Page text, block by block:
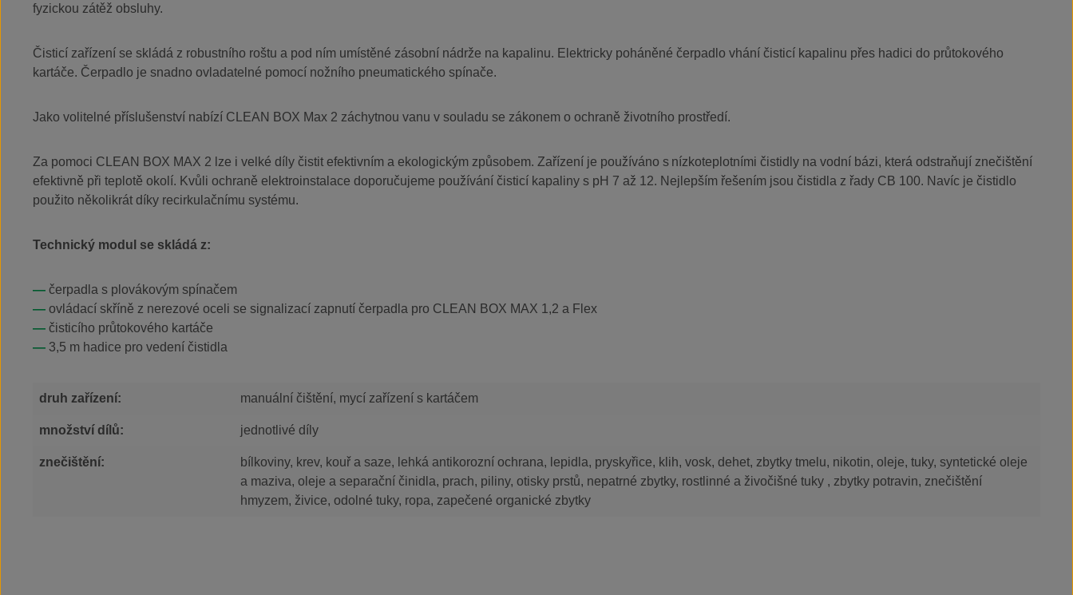
fyzickou zátěž obsluhy.
Čisticí zařízení se skládá z robustního roštu a pod ním umístěné zásobní nádrže na kapalinu. Elektricky poháněné čerpadlo vhání čisticí kapalinu přes hadici do průtokového
kartáče. Čerpadlo je snadno ovladatelné pomocí nožního pneumatického spínače.
Jako volitelné příslušenství nabízí CLEAN BOX Max 2 záchytnou vanu v souladu se zákonem o ochraně životního prostředí.
Za pomoci CLEAN BOX MAX 2 lze i velké díly čistit efektivním a ekologickým způsobem. Zařízení je používáno s nízkoteplotními čistidly na vodní bázi, která odstraňují znečištění
efektivně při teplotě okolí. Kvůli ochraně elektroinstalace doporučujeme používání čisticí kapaliny s pH 7 až 12. Nejlepším řešením jsou čistidla z řady CB 100. Navíc je čistidlo
použito několikrát díky recirkulačnímu systému.
Technický modul se skládá z:
čerpadla s plovákovým spínačem
ovládací skříně z nerezové oceli se signalizací zapnutí čerpadla pro CLEAN BOX MAX 1,2 a Flex
čisticího průtokového kartáče
3,5 m hadice pro vedení čistidla
druh zařízení: manuální čištění, mycí zařízení s kartáčem
množství dílů: jednotlivé díly
znečištění:
bílkoviny, krev, kouř a saze, lehká antikorozní ochrana, lepidla, pryskyřice, klih, vosk, dehet, zbytky tmelu, nikotin, oleje, tuky, syntetické oleje
a maziva, oleje a separační činidla, prach, piliny, otisky prstů, nepatrné zbytky, rostlinné a živočišné tuky , zbytky potravin, znečištění
hmyzem, živice, odolné tuky, ropa, zapečené organické zbytky